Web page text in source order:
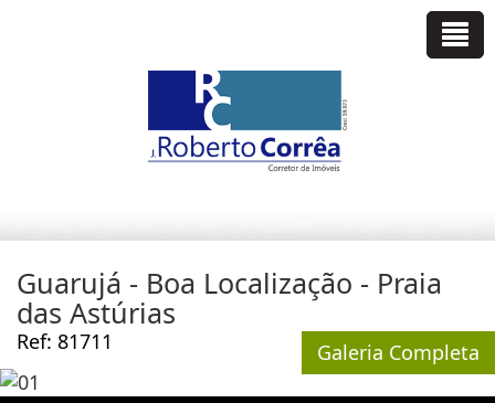
Guarujá - Boa Localização - Praia
das Astúrias
Ref: 81711 Galeria Completa